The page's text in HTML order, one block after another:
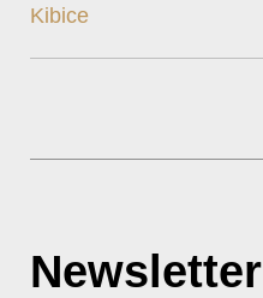
Kibice
Newsletter